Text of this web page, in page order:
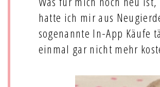
hatte ich mir aus
sogenannte In-App Käufe
einmal gar nicht mehr